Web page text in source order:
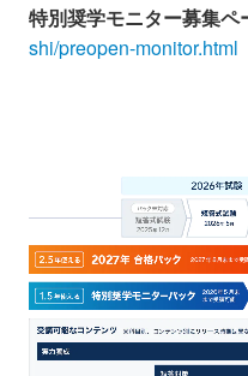
特別奨学モニター募集ペ
shi/preopen-monitor.html